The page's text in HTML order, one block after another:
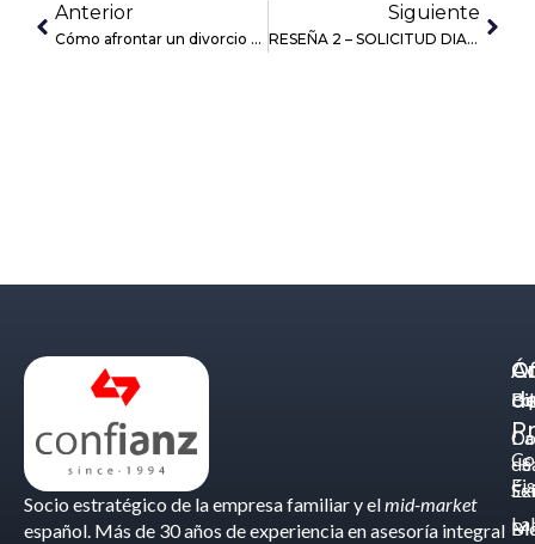
Anterior
Cómo afrontar un divorcio en la familia empresaria
Siguiente
RESEÑA 2 – SOLICITUD DIAS CORTESIA PARA NOTIFICACIONES HACIENDA BIZKAIA
Socio estratégico de la empresa familiar y elmid-market
español. Más de 30 años de experiencia en asesoría integral
de
-